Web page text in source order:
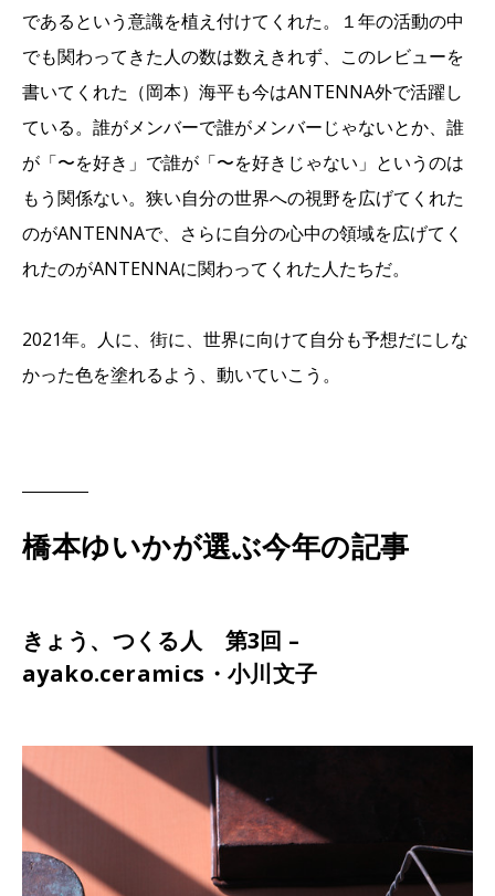
であるという意識を植え付けてくれた。１年の活動の中
でも関わってきた人の数は数えきれず、このレビューを
書いてくれた（岡本）海平も今はANTENNA外で活躍し
ている。誰がメンバーで誰がメンバーじゃないとか、誰
が「〜を好き」で誰が「〜を好きじゃない」というのは
もう関係ない。狭い自分の世界への視野を広げてくれた
のがANTENNAで、さらに自分の心中の領域を広げてく
れたのがANTENNAに関わってくれた人たちだ。
2021年。人に、街に、世界に向けて自分も予想だにしな
かった色を塗れるよう、動いていこう。
橋本ゆいかが選ぶ今年の記事
きょう、つくる人 第3回 –
ayako.ceramics・小川文子